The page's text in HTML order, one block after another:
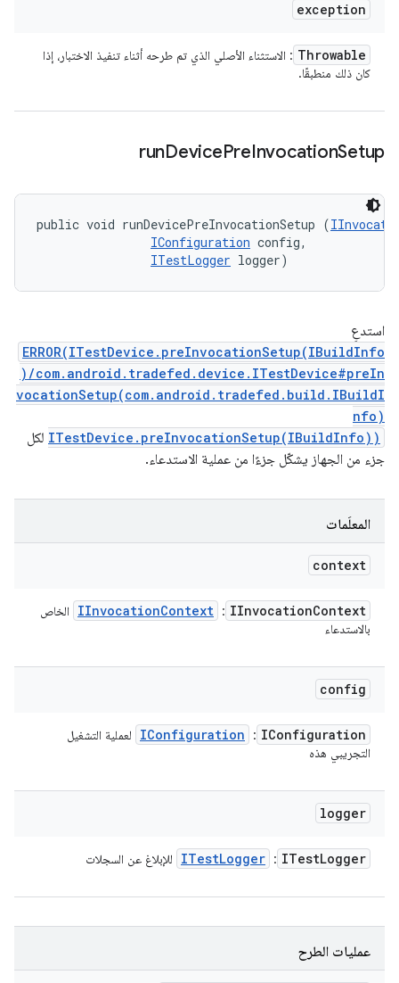
exception
Throwable : الاستثناء الأصلي الذي تم طرحه أثناء تنفيذ الاختبار، إذا
كان ذلك منطبقًا.
runDevicePreInvocationSetup
public void runDevicePreInvocationSetup (
IConfiguration config,
ITestLogger logger)
استدعِ
ERROR(ITestDevice.preInvocationSetup(IBuildInfo
)/com.android.tradefed.device.ITestDevice#preIn
vocationSetup(com.android.tradefed.build.IBuildI
nfo)
ITestDevice.preInvocationSetup(IBuildInfo)) لكل
جزء من الجهاز يشكّل جزءًا من عملية الاستدعاء.
المعلَمات
context
IInvocationContext
:
IInvocationContext
الخاص
بالاستدعاء
config
IConfiguration
:
IConfiguration
لعملية التشغيل
التجريبي هذه
logger
ITestLogger
:
ITestLogger للإبلاغ عن السجلات
عمليات الطرح